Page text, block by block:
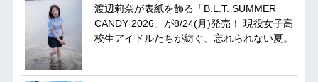
渡辺莉奈が表紙を飾る「B.L.T. SUMMER
CANDY 2026」が8/24(月)発売！ 現役女子高
校生アイドルたちが紡ぐ、忘れられない夏。